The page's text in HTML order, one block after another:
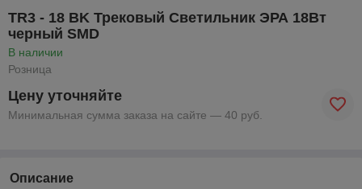
TR3 - 18 BK Трековый Светильник ЭРА 18Вт
черный SMD
В наличии
Розница
Цену уточняйте
Минимальная сумма заказа на сайте — 40 руб.
Описание